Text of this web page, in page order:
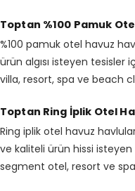
Toptan %100 Pamuk
%100 pamuk otel havuz
ürün algısı isteyen tesisler
villa, resort, spa ve beach
Toptan Ring İplik Otel
Ring iplik otel havuz
ve kaliteli ürün hissi
segment otel, resort ve